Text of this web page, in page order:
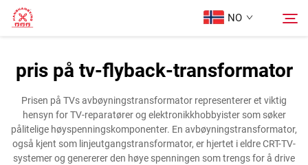
NO
Hjem
Produkter
Søk
pris på tv-flyback-transformator
Prisen på TVs avbøyningstransformator representerer et viktig
hensyn for TV-reparatører og elektronikkhobbyister som søker
pålitelige høyspenningskomponenter. En avbøyningstransformator,
også kjent som linjeutgangstransformator, er hjertet i eldre CRT-TV-
systemer og genererer den høye spenningen som trengs for å drive